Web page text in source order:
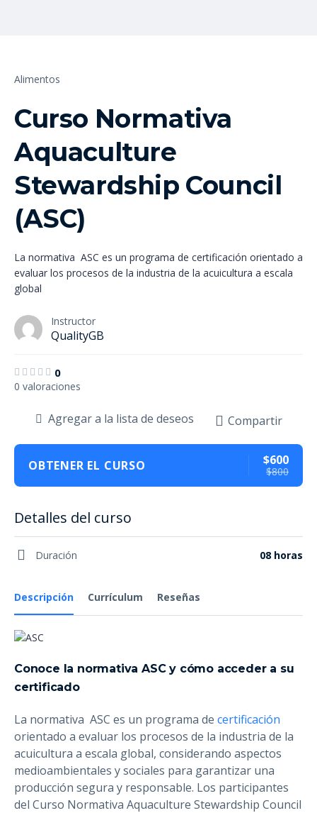
Alimentos
Curso Normativa
Aquaculture
Stewardship Council
(ASC)
La normativa ASC es un programa de certificación orientado a
evaluar los procesos de la industria de la acuicultura a escala
global
Instructor
QualityGB
0
0 valoraciones
Descripción Currículum Reseñas
Conoce la normativa ASC y cómo acceder a su
certificado
La normativa ASC es un programa de certificación
orientado a evaluar los procesos de la industria de la
acuicultura a escala global, considerando aspectos
medioambientales y sociales para garantizar una
producción segura y responsable. Los participantes
del Curso Normativa Aquaculture Stewardship Council
Agregar a la lista de deseos Compartir
OBTENER EL CURSO $600
$800
Detalles del curso
Duración 08 horas